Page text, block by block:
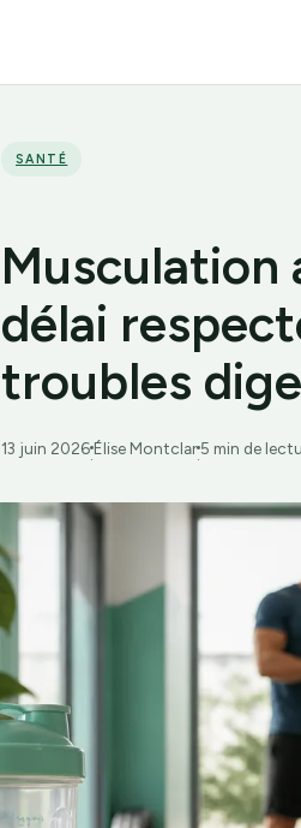
SANTÉ
Musculation
délai
troubles
13 juin 2026
·
Élise Montclar
·
5 min de